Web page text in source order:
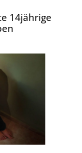
14jährige